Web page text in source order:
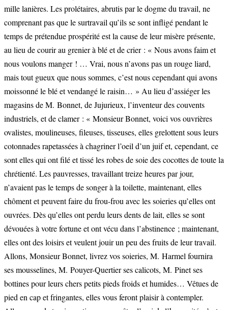
mille lanières. Les prolétaires, abrutis par le dogme du travail, ne
comprenant pas que le surtravail qu’ils se sont infligé pendant le
temps de prétendue prospérité est la cause de leur misère présente,
au lieu de courir au grenier à blé et de crier : « Nous avons faim et
nous voulons manger ! … Vrai, nous n’avons pas un rouge liard,
mais tout gueux que nous sommes, c’est nous cependant qui avons
moissonné le blé et vendangé le raisin… » Au lieu d’assiéger les
magasins de M. Bonnet, de Jujurieux, l’inventeur des couvents
industriels, et de clamer : « Monsieur Bonnet, voici vos ouvrières
ovalistes, moulineuses, fileuses, tisseuses, elles grelottent sous leurs
cotonnades rapetassées à chagriner l’oeil d’un juif et, cependant, ce
sont elles qui ont filé et tissé les robes de soie des cocottes de toute la
chrétienté. Les pauvresses, travaillant treize heures par jour,
n’avaient pas le temps de songer à la toilette, maintenant, elles
chôment et peuvent faire du frou-frou avec les soieries qu’elles ont
ouvrées. Dès qu’elles ont perdu leurs dents de lait, elles se sont
dévouées à votre fortune et ont vécu dans l’abstinence ; maintenant,
elles ont des loisirs et veulent jouir un peu des fruits de leur travail.
Allons, Monsieur Bonnet, livrez vos soieries, M. Harmel fournira
ses mousselines, M. Pouyer-Quertier ses calicots, M. Pinet ses
bottines pour leurs chers petits pieds froids et humides… Vêtues de
pied en cap et fringantes, elles vous feront plaisir à contempler.